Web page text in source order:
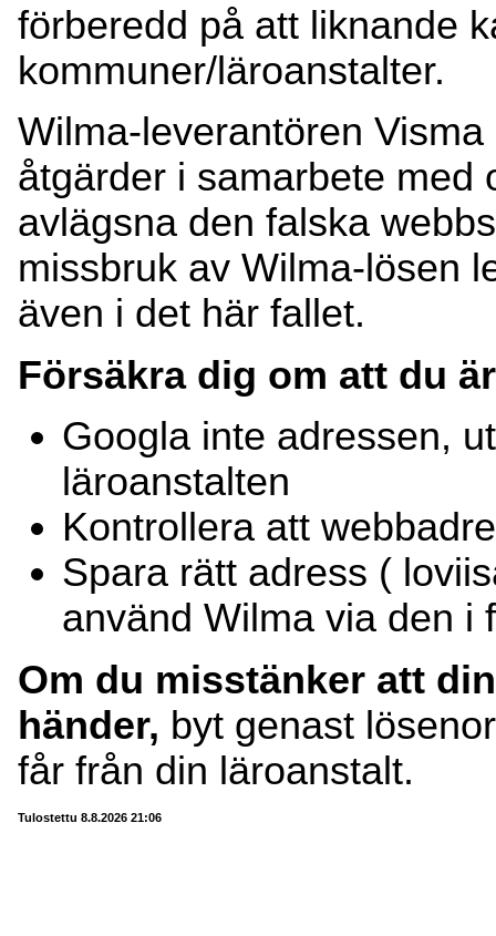
förberedd på att liknande
kommuner/läroanstalter.
Wilma-leverantören
åtgärder i samarbete med
avlägsna den falska
missbruk av Wilma-lösen
även i det här fallet.
Försäkra dig om att du
Googla inte adressen,
läroanstalten
Kontrollera att
Spara rätt adress (
använd Wilma via den i
Om du misstänker att
händer, byt genast
får från din läroanstalt.
Tulostettu 8.8.2026 21:06